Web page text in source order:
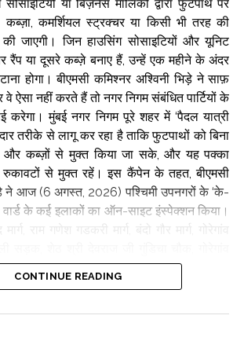
या बिज़नेस मालिकों द्वारा फुटपाथ पर
कमर्शियल स्ट्रक्चर या किसी भी तरह की
की जाएगी। जिन हाउसिंग सोसाइटियों और यूनिट
रैंप या दूसरे कब्ज़े बनाए हैं, उन्हें एक महीने के अंदर
होगा। बीएमसी कमिश्नर अश्विनी भिड़े ने साफ़
वे ऐसा नहीं करते हैं तो नगर निगम संबंधित पार्टियों के
करेगा। मुंबई नगर निगम पूरे शहर में ‘पैदल यात्री
तरीके से लागू कर रहा है ताकि फुटपाथों को बिना
और कब्ज़ों से मुक्त किया जा सके, और यह पक्का
से मुक्त रहें। इस कैंपेन के तहत, बीएमसी
ने आज (6 अगस्त, 2026) पश्चिमी उपनगरों के ‘के-
वार्ड के कई इलाकों का ऑन-साइट इंस्पेक्शन किया।
स्ट्रीट और दूधसागर मार्ग शामिल हैं। इस इंस्पेक्शन
अश्विनी भिड़े ने फुटपाथ से अतिक्रमण पूरी तरह
वाली दूसरी रुकावटों का इंस्पेक्शन किया।
CONTINUE READING